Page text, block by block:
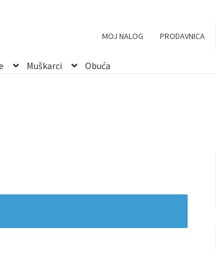
MOJ NALOG PRODAVNICA
Muškarci Obuća